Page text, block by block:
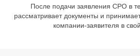
После подачи заявления СРО в
рассматривает документы и
компании-заявителя в